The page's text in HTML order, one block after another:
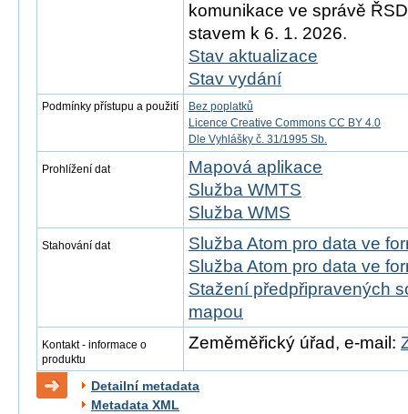
komunikace ve správě
stavem k 6. 1. 2026.
Stav aktualizace
Stav vydání
Podmínky přístupu a použití
Bez poplatků
Licence Creative Commons CC BY 4.0
Dle Vyhlášky č. 31/1995 Sb.
Prohlížení dat
Mapová aplikace
Služba WMTS
Služba WMS
Stahování dat
Služba Atom pro data ve
Služba Atom pro data ve
Stažení předpřipravených
mapou
Kontakt - informace o
produktu
Zeměměřický úřad, e-mail:
Detailní metadata
Metadata XML